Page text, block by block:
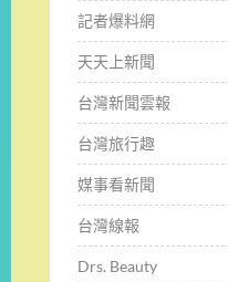
記者爆料網
天天上新聞
台灣新聞雲報
台灣旅行趣
媒事看新聞
台灣線報
Drs. Beauty